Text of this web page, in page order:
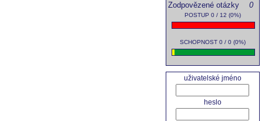
Zodpovězené otázky
0
POSTUP 0 / 12 (0%)
SCHOPNOST 0 / 0 (0%)
uživatelské jméno
heslo